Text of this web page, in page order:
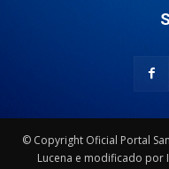
© Copyright Oficial Portal
Lucena e modificado por